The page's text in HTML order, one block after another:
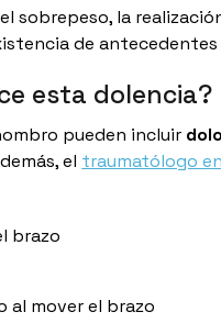
sobrepeso, la
de
esta dolencia?
pueden incluir
el traumatólogo
brazo
al mover el brazo